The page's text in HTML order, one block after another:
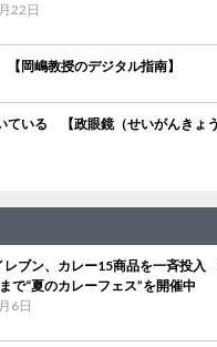
22日
岡嶋教授のデジタル指南】
ている 【政眼鏡（せいがんきょ
レブン、カレー15商品を一斉投
で“夏のカレーフェス”を開催中
6日